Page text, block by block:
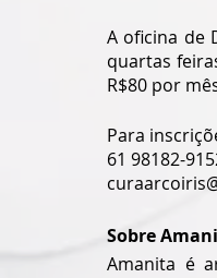
A oficina de
quartas
R$80 por
Para
61 98182-
Sobre
Amanita é